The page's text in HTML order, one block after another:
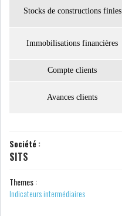
SECTEURS
ASSURANCES
Stocks de constructions finies
Immobilisations financières
Compte clients
Avances clients
Société :
SITS
Themes :
Indicateurs intermédiaires